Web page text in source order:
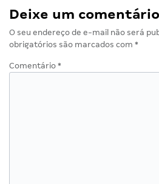
Deixe um comentário
O seu endereço de e-mail não será
obrigatórios são marcados com *
Comentário *